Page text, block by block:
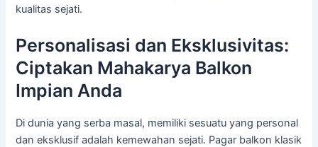
kualitas sejati.
Personalisasi dan Eksklusivitas:
Ciptakan Mahakarya Balkon
Impian Anda
Di dunia yang serba masal, memiliki sesuatu yang personal
dan eksklusif adalah kemewahan sejati. Pagar balkon klasik